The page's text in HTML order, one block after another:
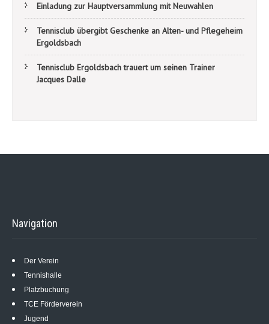
Einladung zur Hauptversammlung mit Neuwahlen
Tennisclub übergibt Geschenke an Alten- und Pflegeheim
Ergoldsbach
Tennisclub Ergoldsbach trauert um seinen Trainer
Jacques Dalle
Navigation
Der Verein
Tennishalle
Platzbuchung
TCE Förderverein
Jugend